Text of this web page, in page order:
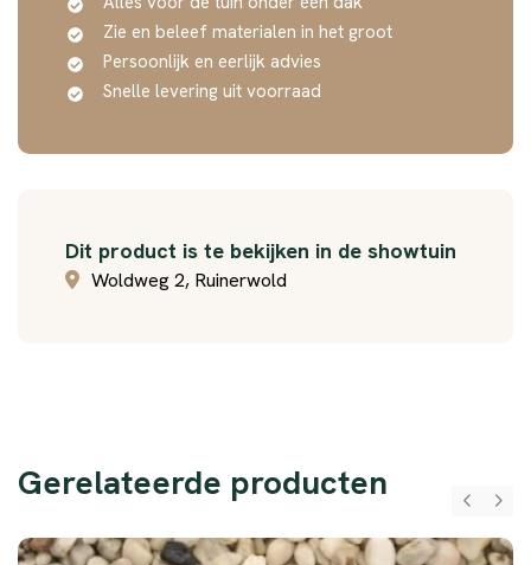
Zie en beleef materialen in het groot
Persoonlijk en eerlijk advies
Snelle levering uit voorraad
Dit product is te bekijken in de showtuin
Woldweg 2, Ruinerwold
Gerelateerde producten